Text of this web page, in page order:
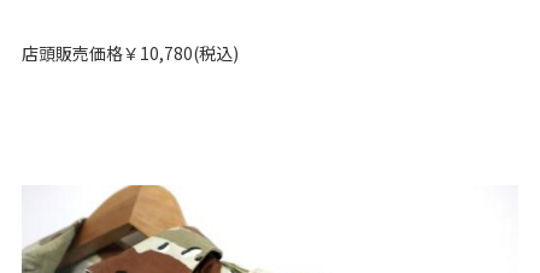
店頭販売価格￥10,780(税込)